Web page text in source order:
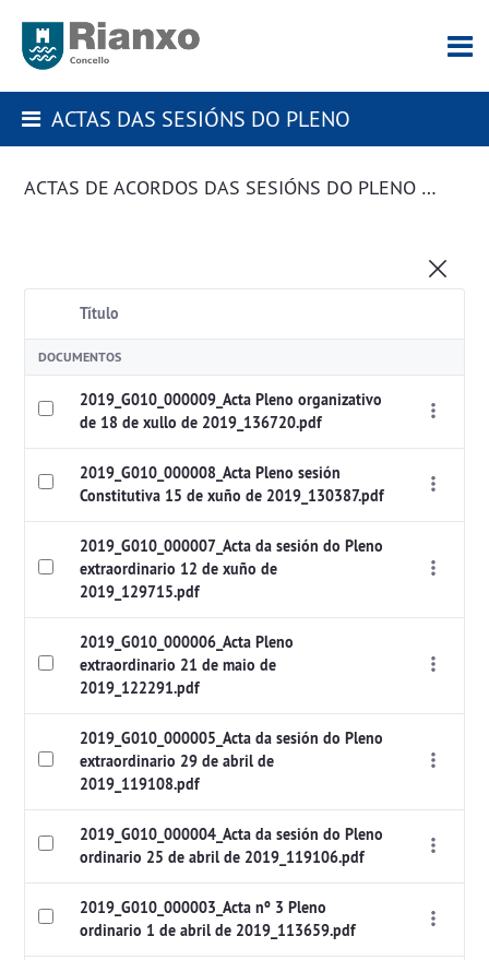
ACTAS DAS SESIÓNS DO PLENO
ACTAS DE ACORDOS DAS SESIÓNS DO PLENO DA CORPORACIÓN
Título
DOCUMENTOS
2019_G010_000009_Acta Pleno organizativo
de 18 de xullo de 2019_136720.pdf
2019_G010_000008_Acta Pleno sesión
Constitutiva 15 de xuño de 2019_130387.pdf
2019_G010_000007_Acta da sesión do Pleno
extraordinario 12 de xuño de
2019_129715.pdf
2019_G010_000006_Acta Pleno
extraordinario 21 de maio de
2019_122291.pdf
2019_G010_000005_Acta da sesión do Pleno
extraordinario 29 de abril de
2019_119108.pdf
2019_G010_000004_Acta da sesión do Pleno
ordinario 25 de abril de 2019_119106.pdf
2019_G010_000003_Acta nº 3 Pleno
ordinario 1 de abril de 2019_113659.pdf